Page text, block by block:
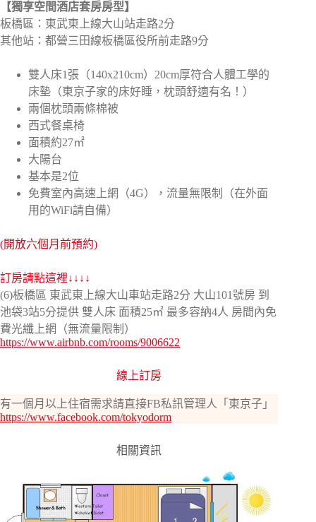
【獨享空間酒店套房房型】
板橋區：東武東上線大山站走路2分
其他站：都營三田線板橋區役所前走路9分
雙人床1張（140x210cm）20cm厚符合人體工學的
床墊（東京子家的床好睡，枕頭舒適有名！）
兩個枕頭兩條棉被
西式餐桌椅
面積約27㎡
大陽台
基本是2位
免費室內高速上網（4G），流量無限制（在外面
用的WiFi請自備）
(開放六個月前預約)
訂房請點這裡↓↓↓↓
(6)板橋區 東武東上線大山車站走路2分 大山101號房 到
池袋3站5分提供 雙人床 面積25㎡ 最多容納4人 房間內免
費光纖上網（無流量限制）
https://www.airbnb.com/rooms/9006622
線上訂房
有一個月以上住宿需求請直接FB私訊管理人「東京子」
https://www.facebook.com/tokyodorm
相關資訊